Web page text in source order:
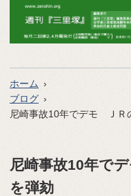
ホーム
ブログ
尼崎事故10年でデモ ＪＲ
尼崎事故10年で
を弾劾